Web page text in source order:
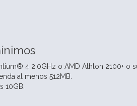
4 2.0GHz o AMD Athlon 2100+ o
al menos 512MB.
10GB.